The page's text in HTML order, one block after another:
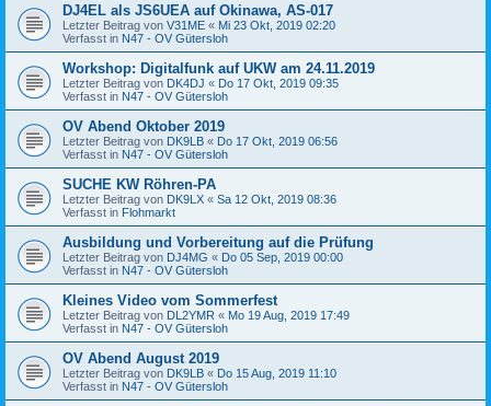
DJ4EL als JS6UEA auf Okinawa, AS-017
Letzter Beitrag von V31ME « Mi 23 Okt, 2019 02:20
Verfasst in N47 - OV Gütersloh
Workshop: Digitalfunk auf UKW am 24.11.2019
Letzter Beitrag von DK4DJ « Do 17 Okt, 2019 09:35
Verfasst in N47 - OV Gütersloh
OV Abend Oktober 2019
Letzter Beitrag von DK9LB « Do 17 Okt, 2019 06:56
Verfasst in N47 - OV Gütersloh
SUCHE KW Röhren-PA
Letzter Beitrag von DK9LX « Sa 12 Okt, 2019 08:36
Verfasst in Flohmarkt
Ausbildung und Vorbereitung auf die Prüfung
Letzter Beitrag von DJ4MG « Do 05 Sep, 2019 00:00
Verfasst in N47 - OV Gütersloh
Kleines Video vom Sommerfest
Letzter Beitrag von DL2YMR « Mo 19 Aug, 2019 17:49
Verfasst in N47 - OV Gütersloh
OV Abend August 2019
Letzter Beitrag von DK9LB « Do 15 Aug, 2019 11:10
Verfasst in N47 - OV Gütersloh